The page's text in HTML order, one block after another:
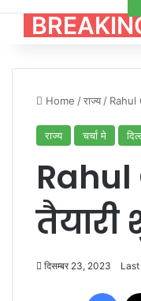
Home /राज्य / Rahul
राज्य चर्चा मे
दिसम्बर 23, 2023 Last